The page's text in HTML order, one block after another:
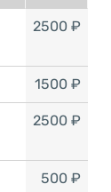
2500 ₽
1500 ₽
2500 ₽
500 ₽